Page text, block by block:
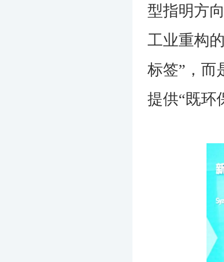
型指明方
工业重构
标签”，而
提供“既环